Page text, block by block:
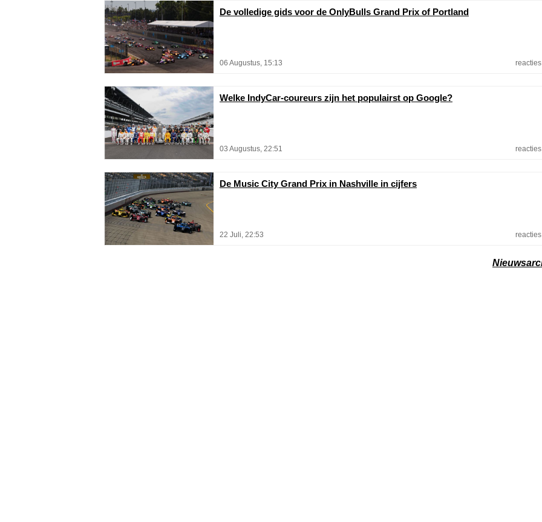
De volledige gids voor de OnlyBulls Grand Prix of Portland
06 Augustus, 15:13
Welke IndyCar-coureurs zijn het populairst op Google?
03 Augustus, 22:51
De Music City Grand Prix in Nashville in cijfers
22 Juli, 22:53